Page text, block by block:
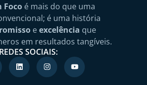
Foco é mais do que uma
é uma história
eexcelência que
em resultados tangíveis.
SOCIAIS: